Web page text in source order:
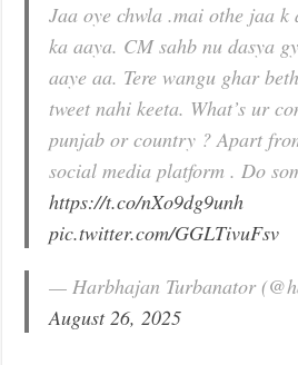
Jaa oye chwla .mai othe jaa
ka aaya. CM sahb nu dasya
aaye aa. Tere wangu ghar
tweet nahi keeta. What’s ur
punjab or country ? Apart
social media platform . Do
https://t.co/nXo9dg9unh
pic.twitter.com/GGLTivuFsv
— Harbhajan Turbanator
August 26, 2025